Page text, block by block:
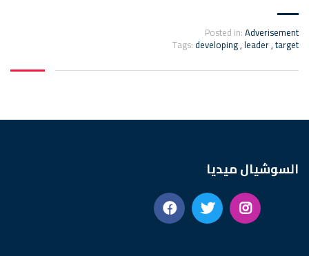
Posted in:Adverisement
Tags:developing,leader,target
السوشيال ميديا